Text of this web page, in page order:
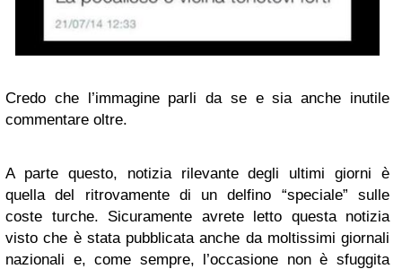
Credo che l’immagine parli da se e sia anche inutile
commentare oltre.
A parte questo, notizia rilevante degli ultimi giorni è
quella del ritrovamente di un delfino “speciale” sulle
coste turche. Sicuramente avrete letto questa notizia
visto che è stata pubblicata anche da moltissimi giornali
nazionali e, come sempre, l’occasione non è sfuggita